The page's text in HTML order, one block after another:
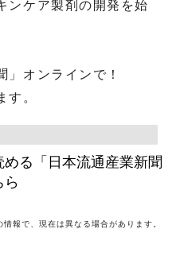
ンケア製剤の開発を始
」オンラインで！
す。
る「日本流通産業新聞
ら
報で、現在は異なる場合があります。